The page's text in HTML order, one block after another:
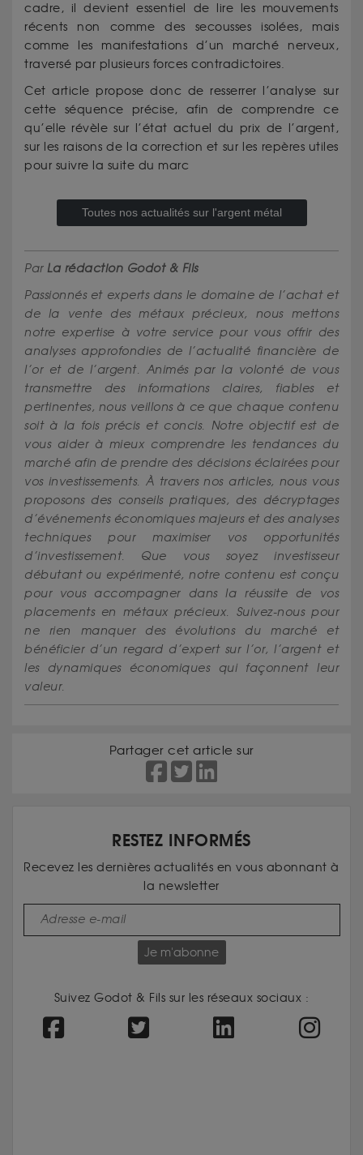
cadre, il devient essentiel de lire les mouvements
récents non comme des secousses isolées, mais
comme les manifestations d’un marché nerveux,
traversé par plusieurs forces contradictoires.
Cet article propose donc de resserrer l’analyse sur
cette séquence précise, afin de comprendre ce
qu’elle révèle sur l’état actuel du prix de l’argent,
sur les raisons de la correction et sur les repères utiles
pour suivre la suite du marc
Toutes nos actualités sur l'argent métal
Par La rédaction Godot & Fils
Passionnés et experts dans le domaine de l’achat et
de la vente des métaux précieux, nous mettons
notre expertise à votre service pour vous offrir des
analyses approfondies de l’actualité financière de
l’or et de l’argent. Animés par la volonté de vous
transmettre des informations claires, fiables et
pertinentes, nous veillons à ce que chaque contenu
soit à la fois précis et concis. Notre objectif est de
vous aider à mieux comprendre les tendances du
marché afin de prendre des décisions éclairées pour
vos investissements. À travers nos articles, nous vous
proposons des conseils pratiques, des décryptages
d’événements économiques majeurs et des analyses
techniques pour maximiser vos opportunités
d’investissement. Que vous soyez investisseur
débutant ou expérimenté, notre contenu est conçu
pour vous accompagner dans la réussite de vos
placements en métaux précieux. Suivez-nous pour
ne rien manquer des évolutions du marché et
bénéficier d’un regard d’expert sur l’or, l’argent et
les dynamiques économiques qui façonnent leur
valeur.
Partager cet article sur
RESTEZ INFORMÉS
Recevez les dernières actualités en vous abonnant à
la newsletter
Je m'abonne
Suivez Godot & Fils sur les réseaux sociaux :